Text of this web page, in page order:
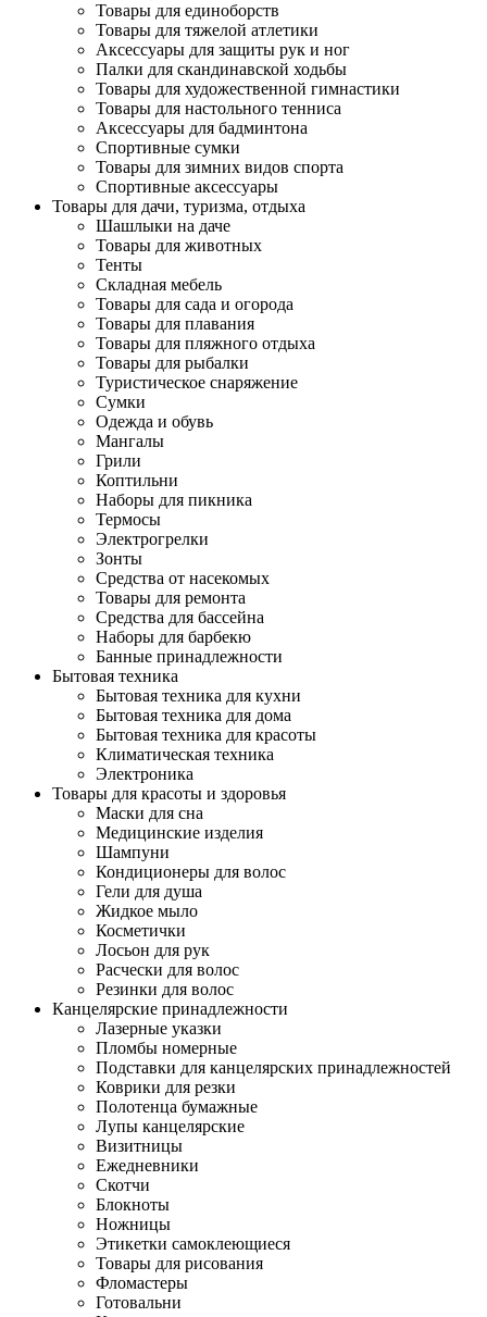
Товары для единоборств
Товары для тяжелой атлетики
Аксессуары для защиты рук и ног
Палки для скандинавской ходьбы
Товары для художественной гимнастики
Товары для настольного тенниса
Аксессуары для бадминтона
Спортивные сумки
Товары для зимних видов спорта
Спортивные аксессуары
Товары для дачи, туризма, отдыха
Шашлыки на даче
Товары для животных
Тенты
Складная мебель
Товары для сада и огорода
Товары для плавания
Товары для пляжного отдыха
Товары для рыбалки
Туристическое снаряжение
Сумки
Одежда и обувь
Мангалы
Грили
Коптильни
Наборы для пикника
Термосы
Электрогрелки
Зонты
Средства от насекомых
Товары для ремонта
Средства для бассейна
Наборы для барбекю
Банные принадлежности
Бытовая техника
Бытовая техника для кухни
Бытовая техника для дома
Бытовая техника для красоты
Климатическая техника
Электроника
Товары для красоты и здоровья
Маски для сна
Медицинские изделия
Шампуни
Кондиционеры для волос
Гели для душа
Жидкое мыло
Косметички
Лосьон для рук
Расчески для волос
Резинки для волос
Канцелярские принадлежности
Лазерные указки
Пломбы номерные
Подставки для канцелярских принадлежностей
Коврики для резки
Полотенца бумажные
Лупы канцелярские
Визитницы
Ежедневники
Скотчи
Блокноты
Ножницы
Этикетки самоклеющиеся
Товары для рисования
Фломастеры
Готовальни